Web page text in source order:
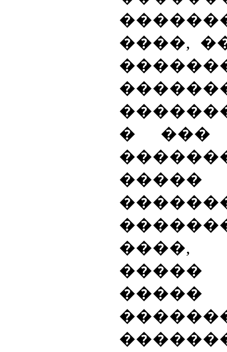
����,
� ���
����,